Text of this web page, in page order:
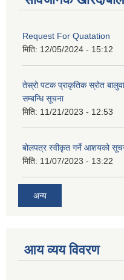
Request For Quatation
मिति: 12/05/2024 - 15:12
तेस्रो पटक प्राकृतिक स्रोत
सम्बन्धि सूचना
मिति: 11/21/2023 - 12:53
बोलपत्र स्वीकृत गर्ने आशयको
मिति: 11/07/2023 - 13:22
अन्य
आय व्यय विवरण